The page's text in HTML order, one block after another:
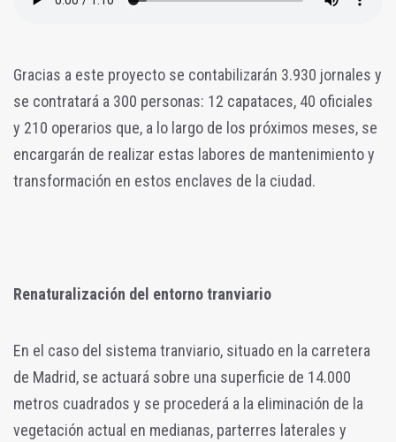
Gracias a este proyecto se contabilizarán 3.930 jornales y
se contratará a 300 personas: 12 capataces, 40 oficiales
y 210 operarios que, a lo largo de los próximos meses, se
encargarán de realizar estas labores de mantenimiento y
transformación en estos enclaves de la ciudad.
Renaturalización del entorno tranviario
En el caso del sistema tranviario, situado en la carretera
de Madrid, se actuará sobre una superficie de 14.000
metros cuadrados y se procederá a la eliminación de la
vegetación actual en medianas, parterres laterales y